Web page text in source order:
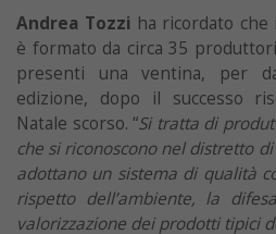
Andrea Tozzi ha ricordato
è formato da circa 35
presenti una ventina, per
edizione, dopo il successo
Natale scorso. “Si tratta di
che si riconoscono nel distretto
adottano un sistema di qualità
rispetto dell’ambiente, la
valorizzazione dei prodotti tipici